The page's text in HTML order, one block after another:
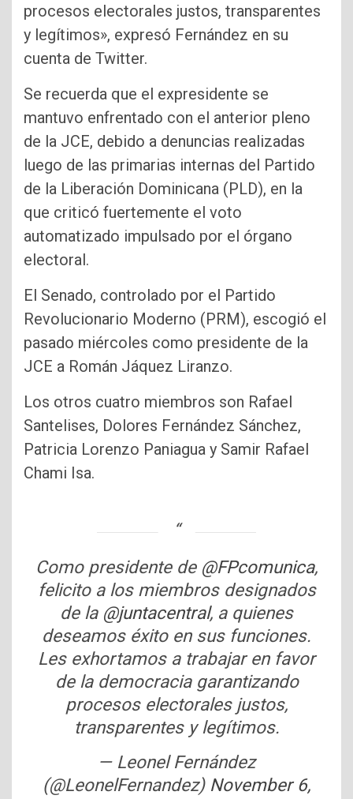
procesos electorales justos, transparentes
y legítimos», expresó Fernández en su
cuenta de Twitter.
Se recuerda que el expresidente se
mantuvo enfrentado con el anterior pleno
de la JCE, debido a denuncias realizadas
luego de las primarias internas del Partido
de la Liberación Dominicana (PLD), en la
que criticó fuertemente el voto
automatizado impulsado por el órgano
electoral.
El Senado, controlado por el Partido
Revolucionario Moderno (PRM), escogió el
pasado miércoles como presidente de la
JCE a Román Jáquez Liranzo.
Los otros cuatro miembros son Rafael
Santelises, Dolores Fernández Sánchez,
Patricia Lorenzo Paniagua y Samir Rafael
Chami Isa.
Como presidente de @FPcomunica,
felicito a los miembros designados
de la @juntacentral, a quienes
deseamos éxito en sus funciones.
Les exhortamos a trabajar en favor
de la democracia garantizando
procesos electorales justos,
transparentes y legítimos.
— Leonel Fernández
(@LeonelFernandez) November 6,